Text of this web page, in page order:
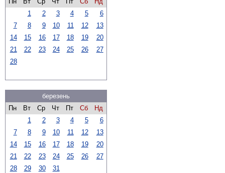
1
2 3 4 5
6
7
8 9 10 11 12
13
14
15 16 17 18 19
20
21
22 23 24 25 26
27
28
березень
Пн
Вт Ср Чт Пт Сб
Нд
1
2 3 4 5
6
7
8 9 10 11 12
13
14
15 16 17 18 19
20
21
22 23 24 25 26
27
28
29 30 31